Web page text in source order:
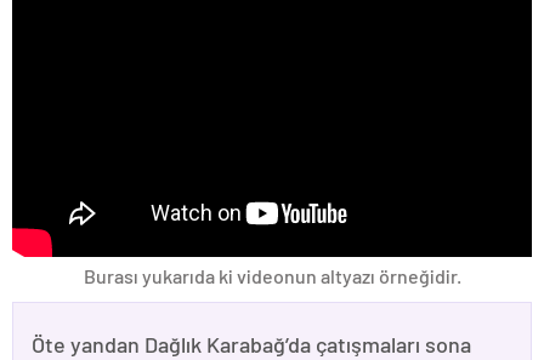
Burası yukarıda ki videonun altyazı örneğidir.
Öte yandan Dağlık Karabağ’da çatışmaları sona